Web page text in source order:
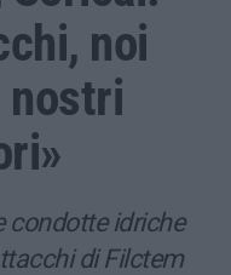
noi
condotte idriche
di Filctem